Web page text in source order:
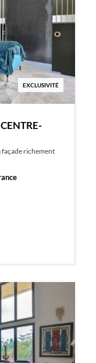
EXCLUSIVITÉ
façade richement